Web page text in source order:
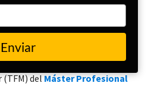
3 de noviembre de 2025
(TFM) delMáster Profesional
Enviar